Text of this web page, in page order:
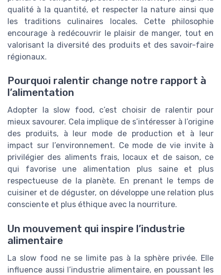
qualité à la quantité, et respecter la nature ainsi que
les traditions culinaires locales. Cette philosophie
encourage à redécouvrir le plaisir de manger, tout en
valorisant la diversité des produits et des savoir-faire
régionaux.
Pourquoi ralentir change notre rapport à
l’alimentation
Adopter la slow food, c’est choisir de ralentir pour
mieux savourer. Cela implique de s’intéresser à l’origine
des produits, à leur mode de production et à leur
impact sur l’environnement. Ce mode de vie invite à
privilégier des aliments frais, locaux et de saison, ce
qui favorise une alimentation plus saine et plus
respectueuse de la planète. En prenant le temps de
cuisiner et de déguster, on développe une relation plus
consciente et plus éthique avec la nourriture.
Un mouvement qui inspire l’industrie
alimentaire
La slow food ne se limite pas à la sphère privée. Elle
influence aussi l’industrie alimentaire, en poussant les